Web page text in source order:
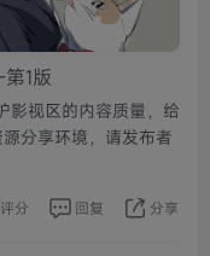
1版
影视区的内容质量，给
分享环境，请发布者
评分 回复 分享